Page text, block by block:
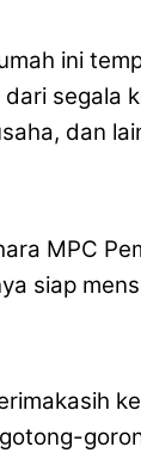
ini
segala
dan
MPC
siap